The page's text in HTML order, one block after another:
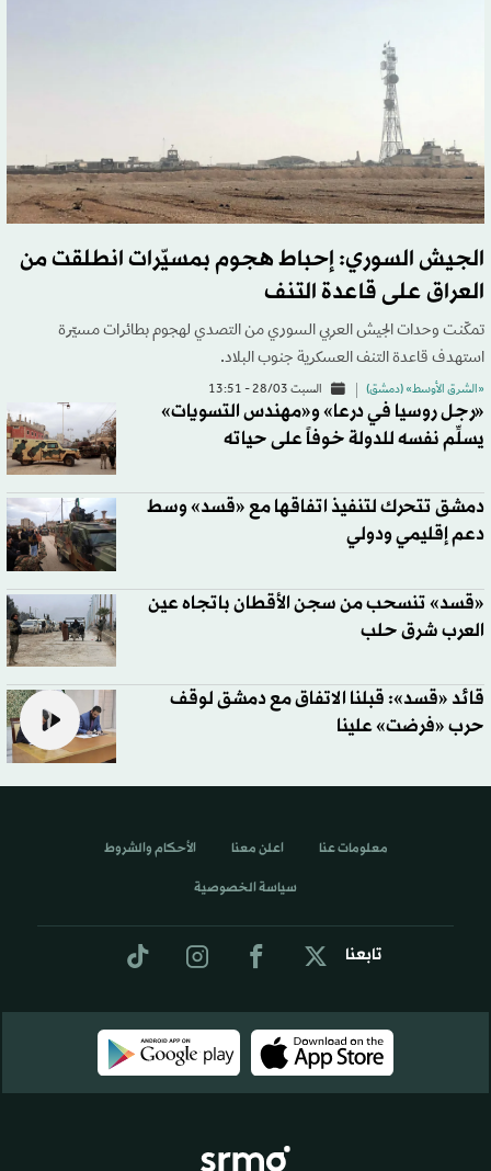
الجيش السوري: إحباط هجوم بمسيّرات انطلقت من
العراق على قاعدة التنف
تمكّنت وحدات الجيش العربي السوري من التصدي لهجوم بطائرات مسيّرة
استهدف قاعدة التنف العسكرية جنوب البلاد.
«الشرق الأوسط» (دمشق) السبت 28/03 - 13:51
«رجل روسيا في درعا» و«مهندس التسويات»
يسلِّم نفسه للدولة خوفاً على حياته
دمشق تتحرك لتنفيذ اتفاقها مع «قسد» وسط
دعم إقليمي ودولي
«قسد» تنسحب من سجن الأقطان باتجاه عين
العرب شرق حلب
قائد «قسد»: قبلنا الاتفاق مع دمشق لوقف
حرب «فرضت» علينا
تابعنا
معلومات عنا اعلن معنا الأحكام والشروط
سياسة الخصوصية